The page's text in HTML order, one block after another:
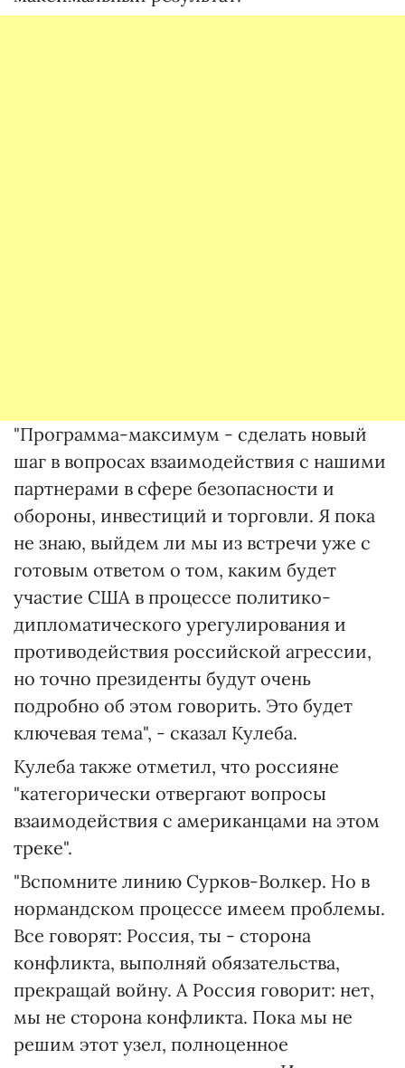
"Программа-максимум - сделать новый
шаг в вопросах взаимодействия с нашими
партнерами в сфере безопасности и
обороны, инвестиций и торговли. Я пока
не знаю, выйдем ли мы из встречи уже с
готовым ответом о том, каким будет
участие США в процессе политико-
дипломатического урегулирования и
противодействия российской агрессии,
но точно президенты будут очень
подробно об этом говорить. Это будет
ключевая тема", - сказал Кулеба.
Кулеба также отметил, что россияне
"категорически отвергают вопросы
взаимодействия с американцами на этом
треке".
"Вспомните линию Сурков-Волкер. Но в
нормандском процессе имеем проблемы.
Все говорят: Россия, ты - сторона
конфликта, выполняй обязательства,
прекращай войну. А Россия говорит: нет,
мы не сторона конфликта. Пока мы не
решим этот узел, полноценное